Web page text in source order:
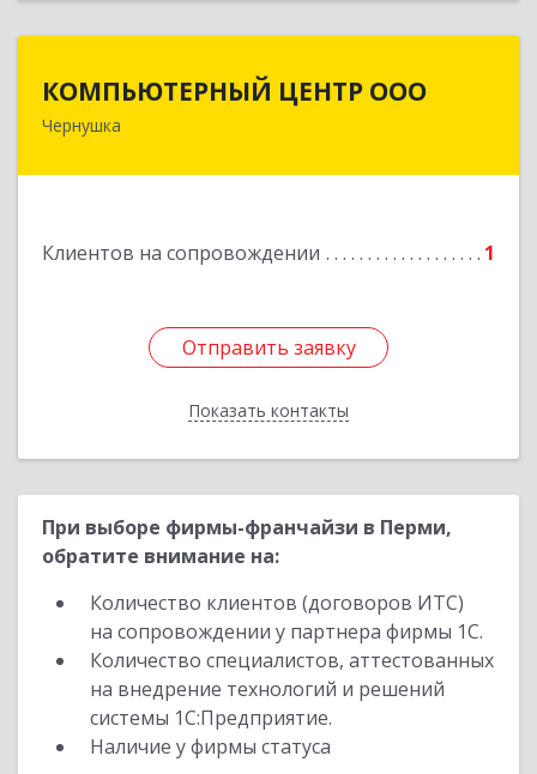
КОМПЬЮТЕРНЫЙ ЦЕНТР ООО
Чернушка
Клиентов на сопровождении 1
Отправить заявку
Показать контакты
КОМПЬЮТЕРНЫЙ ЦЕНТР ООО
Отправить заявку
Назад
При выборе фирмы-франчайзи в Перми,
обратите внимание на:
Количество клиентов (договоров ИТС)
на сопровождении у партнера фирмы 1С.
Количество специалистов, аттестованных
на внедрение технологий и решений
системы 1С:Предприятие.
Наличие у фирмы статуса